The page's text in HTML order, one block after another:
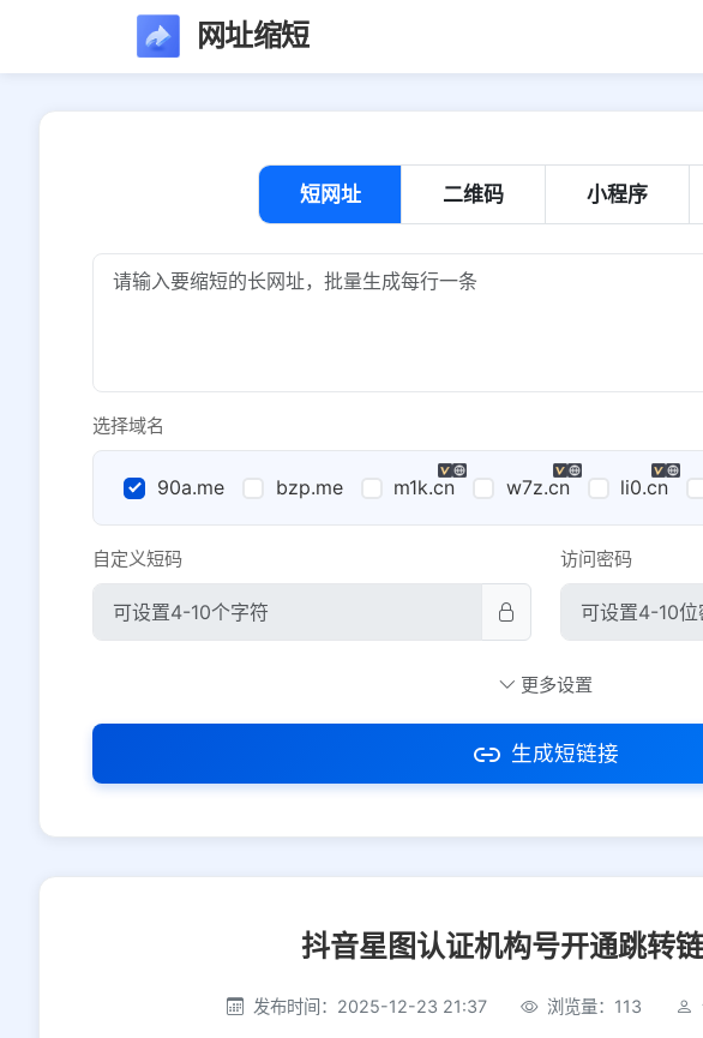
网址缩短
短网址 二维码 小程序
选择域名
90a.me bzp.me m1k.cn w7z.cn li0.cn
自定义短码 访问密码
社交平台 电商平台
选择防红平台类型，避免链接被拦截
平台设置
iOS
更多设置
生成短链接
抖音星图认证机构号开通跳转
发布时间：2025-12-23 21:37 浏览量：113